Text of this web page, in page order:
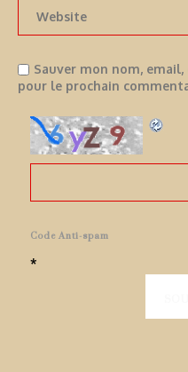
Sauver mon nom,
pour le prochain
Code Anti-spam
*